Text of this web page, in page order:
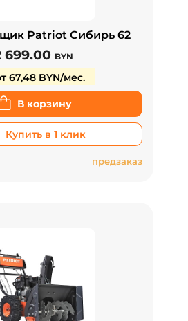
Patriot Сибирь 62
699.00 BYN
67,48 BYN/мес.
В корзину
Купить в 1 клик
предзаказ